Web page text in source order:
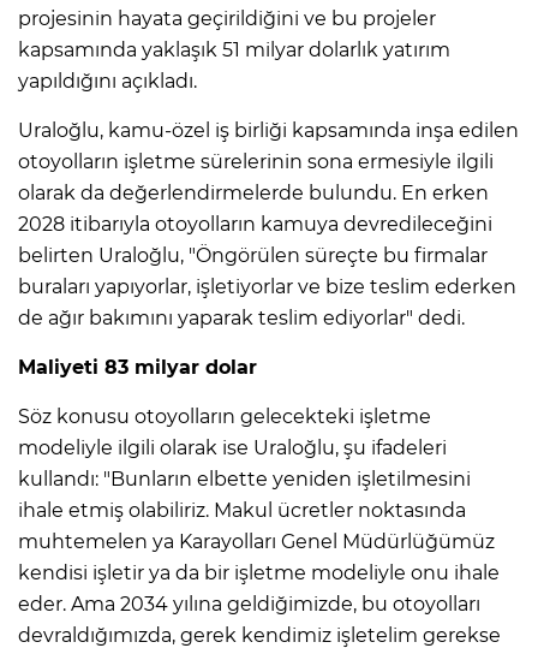
projesinin hayata geçirildiğini ve bu projeler
kapsamında yaklaşık 51 milyar dolarlık yatırım
yapıldığını açıkladı.
Uraloğlu, kamu-özel iş birliği kapsamında inşa edilen
otoyolların işletme sürelerinin sona ermesiyle ilgili
olarak da değerlendirmelerde bulundu. En erken
2028 itibarıyla otoyolların kamuya devredileceğini
belirten Uraloğlu, "Öngörülen süreçte bu firmalar
buraları yapıyorlar, işletiyorlar ve bize teslim ederken
de ağır bakımını yaparak teslim ediyorlar" dedi.
Maliyeti 83 milyar dolar
Söz konusu otoyolların gelecekteki işletme
modeliyle ilgili olarak ise Uraloğlu, şu ifadeleri
kullandı: "Bunların elbette yeniden işletilmesini
ihale etmiş olabiliriz. Makul ücretler noktasında
muhtemelen ya Karayolları Genel Müdürlüğümüz
kendisi işletir ya da bir işletme modeliyle onu ihale
eder. Ama 2034 yılına geldiğimizde, bu otoyolları
devraldığımızda, gerek kendimiz işletelim gerekse